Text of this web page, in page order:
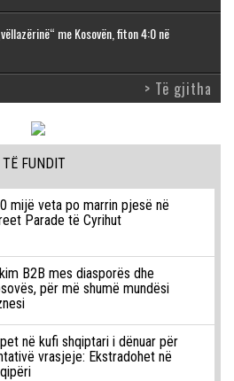
me Kosovën, fiton 4:0 në
> Të gjitha
TË FUNDIT
mijë veta po marrin pjesë në
Parade të Cyrihut
B2B mes diasporës dhe
për më shumë mundësi
në kufi shqiptari i dënuar për
vrasjeje: Ekstradohet në